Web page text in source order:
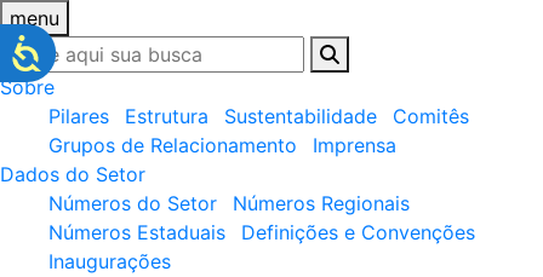
menu
Sobre
Pilares
Estrutura Sustentabilidade
Comitês
Grupos de Relacionamento
Imprensa
Dados do Setor
Números do Setor
Números Regionais
Números Estaduais
Definições e Convenções
Inaugurações